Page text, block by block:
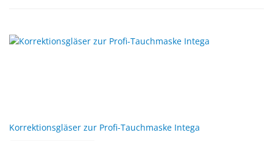
Korrektionsgläser zur Profi-Tauchmaske Intega